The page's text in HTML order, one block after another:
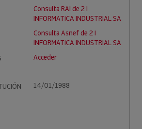
Consulta RAI de 2 I
INFORMATICA INDUSTRIAL SA
Consulta Asnef de 2 I
INFORMATICA INDUSTRIAL SA
Acceder
14/01/1988